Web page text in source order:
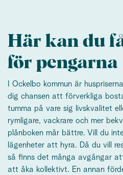
Här kan du
för pengarna
I Ockelbo kommun är
dig chansen att förverkliga
tumma på vare sig livskvalitet
rymligare, vackrare och mer
plånboken mår bättre. Vill du
lägenheter att hyra. Då du vill
så finns det många avgångar
att åka kollektivt. En annan